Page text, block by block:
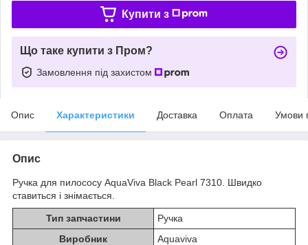
Купити з
Що таке купити з Пром?
Замовлення під захистом
Опис Характеристики Доставка Оплата Умови
Опис
Ручка для пилососу AquaViva Black Pearl 7310. Швидко
ставиться і знімається.
Тип запчастини
Ручка
Виробник
Aquaviva